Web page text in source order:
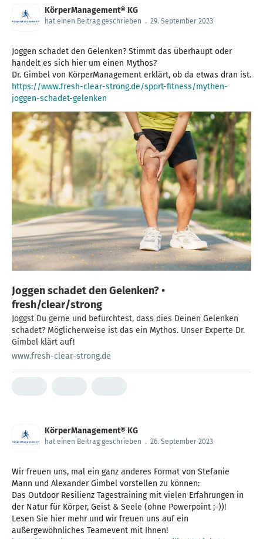
KörperManagement® KG
hat einen Beitrag geschrieben . 29. September 2023
Joggen schadet den Gelenken? Stimmt das überhaupt oder
handelt es sich hier um einen Mythos?
https://www.fresh-clear-strong.de/sport-fitness/mythen-
joggen-schadet-gelenken
Joggen schadet den Gelenken? •
fresh/clear/strong
Joggst Du gerne und befürchtest, dass dies Deinen Gelenken
schadet? Möglicherweise ist das ein Mythos. Unser Experte Dr.
Gimbel klärt auf!
www.fresh-clear-strong.de
KörperManagement® KG
hat einen Beitrag geschrieben . 26. September 2023
Wir freuen uns, mal ein ganz anderes Format von Stefanie
Mann und Alexander Gimbel vorstellen zu können:
Das Outdoor Resilienz Tagestraining mit vielen Erfahrungen in
der Natur für Körper, Geist & Seele (ohne Powerpoint ;-))!
Lesen Sie hier mehr und wir freuen uns auf ein